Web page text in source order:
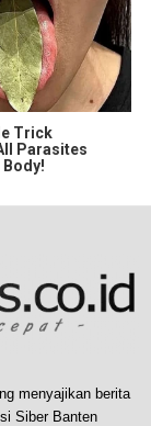
Trick
Parasites
Body!
menyajikan berita
Siber Banten